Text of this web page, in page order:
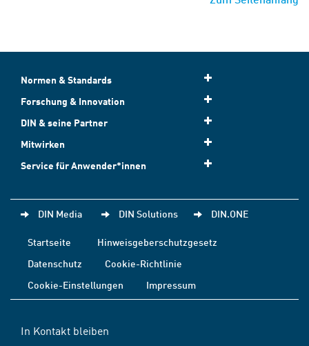
Normen & Standards
Forschung & Innovation
DIN & seine Partner
Mitwirken
Service für Anwender*innen
DIN Media DIN Solutions DIN.ONE
Startseite
Hinweisgeberschutzgesetz
Datenschutz
Cookie-Richtlinie
Cookie-Einstellungen
Impressum
In Kontakt bleiben